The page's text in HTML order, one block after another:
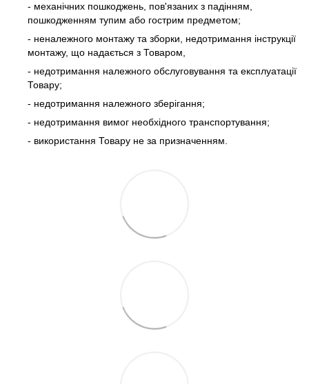
- механічних пошкоджень, пов'язаних з падінням,
пошкодженням тупим або гострим предметом;
- неналежного монтажу та зборки, недотримання інструкції
монтажу, що надається з Товаром,
- недотримання належного обслуговування та експлуатації
Товару;
- недотримання належного зберігання;
- недотримання вимог необхідного транспортування;
- використання Товару не за призначенням.